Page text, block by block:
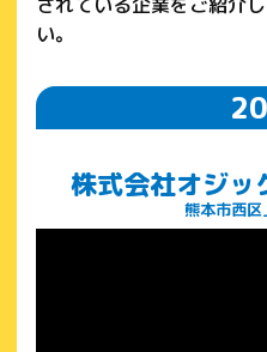
い。
株式会社オジッ
熊本市西